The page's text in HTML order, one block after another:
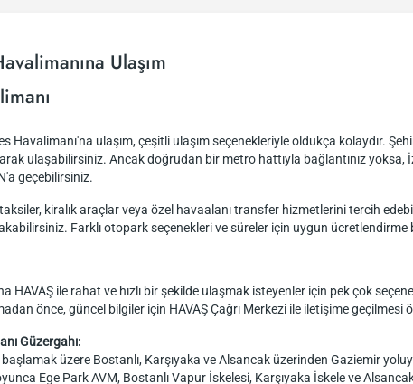
Ulaşım
Havalimanı'na ulaşım, çeşitli ulaşım seçenekleriyle oldukça kolaydır.
ulaşabilirsiniz. Ancak doğrudan bir metro hattıyla bağlantınız yoksa,
geçebilirsiniz.
kiralık araçlar veya özel havaalanı transfer hizmetlerini tercih
Farklı otopark seçenekleri ve süreler için uygun
HAVAŞ ile rahat ve hızlı bir şekilde ulaşmak isteyenler için pek çok
önce, güncel bilgiler için HAVAŞ Çağrı Merkezi ile iletişime geçilmesi
Güzergahı:
üzere Bostanlı, Karşıyaka ve Alsancak üzerinden Gaziemir
Ege Park AVM, Bostanlı Vapur İskelesi, Karşıyaka İskele ve